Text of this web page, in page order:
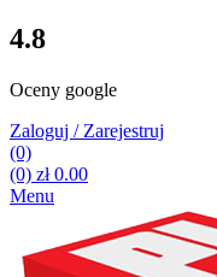
4.8
Oceny google
Zaloguj / Zarejestruj
(0)
(0) zł0.00
Menu